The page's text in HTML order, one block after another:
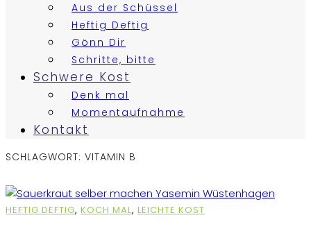
Aus der Schüssel
Heftig Deftig
Gönn Dir
Schritte, bitte
Schwere Kost
Denk mal
Momentaufnahme
Kontakt
SCHLAGWORT: VITAMIN B
HEFTIG DEFTIG, KOCH MAL, LEICHTE KOST